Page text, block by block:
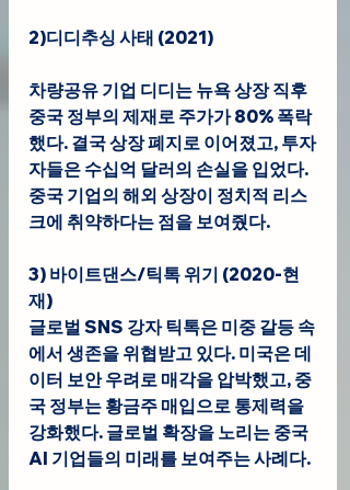
2)디디추싱 사태 (2021)
차량공유 기업 디디는 뉴욕 상장 직후
중국 정부의 제재로 주가가 80% 폭락
했다. 결국 상장 폐지로 이어졌고, 투자
자들은 수십억 달러의 손실을 입었다.
중국 기업의 해외 상장이 정치적 리스
크에 취약하다는 점을 보여줬다.
3) 바이트댄스/틱톡 위기 (2020-현
재)
글로벌 SNS 강자 틱톡은 미중 갈등 속
에서 생존을 위협받고 있다. 미국은 데
이터 보안 우려로 매각을 압박했고, 중
국 정부는 황금주 매입으로 통제력을
강화했다. 글로벌 확장을 노리는 중국
AI 기업들의 미래를 보여주는 사례다.